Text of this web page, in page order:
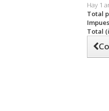
Hay 1
Total
Total